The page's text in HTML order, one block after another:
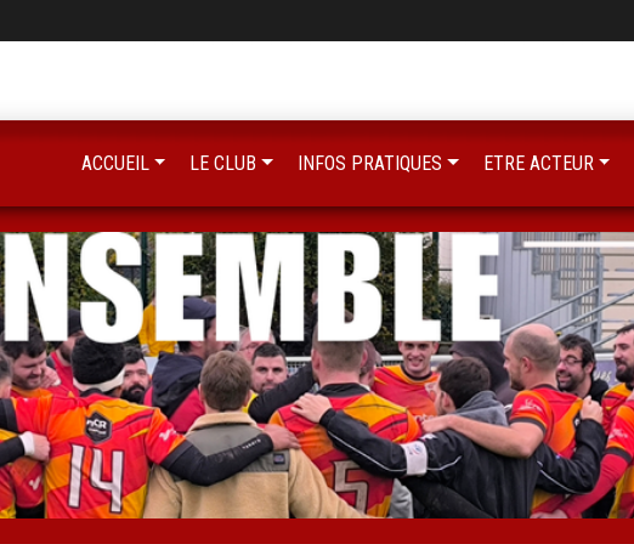
ACCUEIL LE CLUB INFOS PRATIQUES ETRE ACTEUR